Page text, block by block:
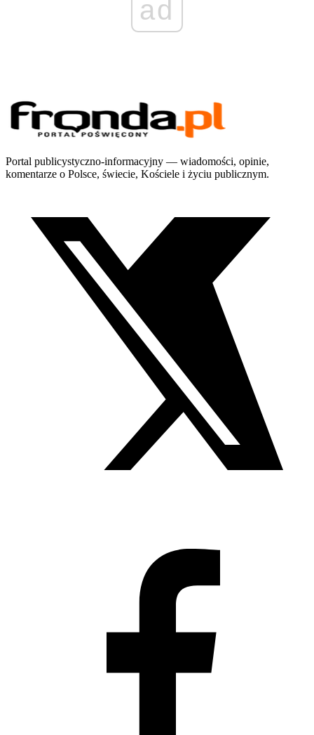
ad
Portal publicystyczno-informacyjny — wiadomości, opinie,
komentarze o Polsce, świecie, Kościele i życiu publicznym.